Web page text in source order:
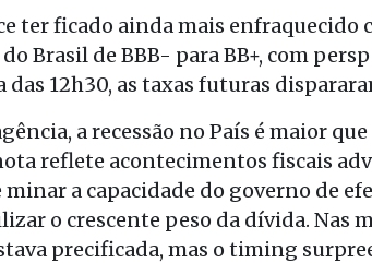
ter ficado ainda mais enfraquecido
Brasil de BBB- para BB+, com
12h30, as taxas futuras
a recessão no País é maior
reflete acontecimentos fiscais
minar a capacidade do governo de
o crescente peso da dívida. Nas
precificada, mas o timing